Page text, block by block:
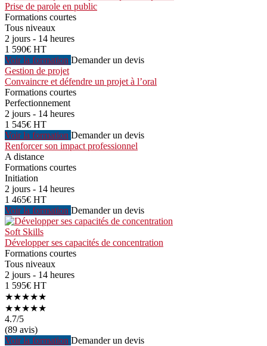
Prise de parole en public
Formations courtes
Tous niveaux
2 jours - 14 heures
1 590€ HT
Voir la formation Demander un devis
Gestion de projet
Convaincre et défendre un projet à l’oral
Formations courtes
Perfectionnement
2 jours - 14 heures
1 545€ HT
Voir la formation Demander un devis
Renforcer son impact professionnel
A distance
Formations courtes
Initiation
2 jours - 14 heures
1 465€ HT
Voir la formation Demander un devis
Soft Skills
Développer ses capacités de concentration
Formations courtes
Tous niveaux
2 jours - 14 heures
1 595€ HT
★★★★★
★★★★★
4.7/5
(89 avis)
Voir la formation Demander un devis